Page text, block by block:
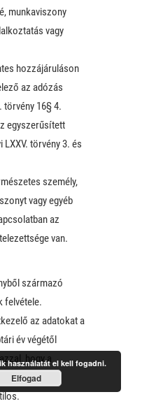
munkaviszony
vagy
hozzájáruláson
az adózás
törvény 16§ 4.
egyszerűsített
törvény 3. és
személy,
vagy egyéb
az
van.
származó
felvétele.
az adatokat a
év végétől
hogy a
használatát el kell fogadni.
Elfogad